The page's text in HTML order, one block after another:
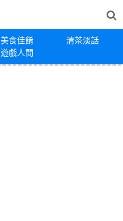
美食佳餚
清茶淡話
遊戲人間